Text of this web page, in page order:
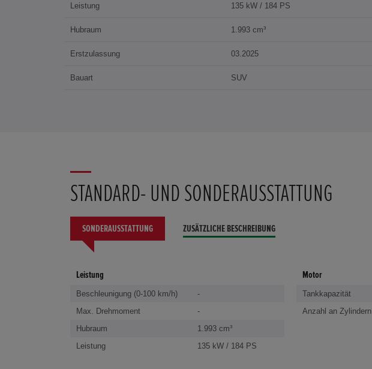
Leistung 135 kW / 184 PS
Hubraum 1.993 cm³
Erstzulassung 03.2025
Bauart SUV
STANDARD- UND SONDERAUSSTATTUNG
SONDERAUSSTATTUNG ZUSÄTZLICHE BESCHREIBUNG
Leistung
Beschleunigung (0-100 km/h)
-
Max. Drehmoment
-
Hubraum
1.993 cm³
Leistung
135 kW / 184 PS
Motor
Tankkapazität
Anzahl an Zylindern